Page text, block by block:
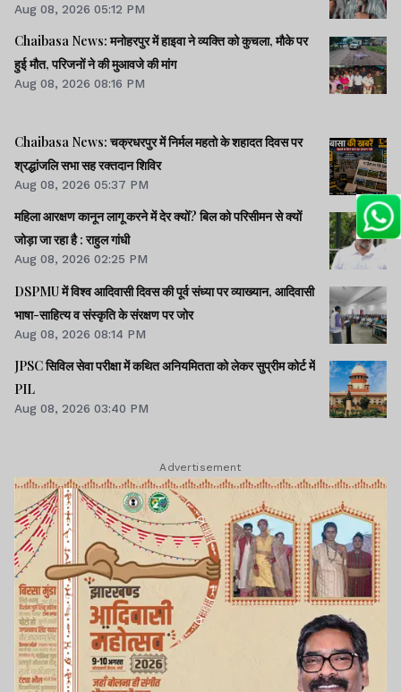
Aug 08, 2026 05:12 PM
Chaibasa News: मनोहरपुर में हाइवा ने व्यक्ति को कुचला, मौके पर
हुई मौत, परिजनों ने की मुआवजे की मांग
Aug 08, 2026 08:16 PM
Chaibasa News: चक्रधरपुर में निर्मल महतो के शहादत दिवस पर
श्रद्धांजलि सभा सह रक्तदान शिविर
Aug 08, 2026 05:37 PM
महिला आरक्षण कानून लागू करने में देर क्यों? बिल को परिसीमन से क्यों
जोड़ा जा रहा है : राहुल गांधी
Aug 08, 2026 02:25 PM
DSPMU में विश्व आदिवासी दिवस की पूर्व संध्या पर व्याख्यान, आदिवासी
भाषा-साहित्य व संस्कृति के संरक्षण पर जोर
Aug 08, 2026 08:14 PM
JPSC सिविल सेवा परीक्षा में कथित अनियमितता को लेकर सुप्रीम कोर्ट में
PIL
Aug 08, 2026 03:40 PM
Advertisement